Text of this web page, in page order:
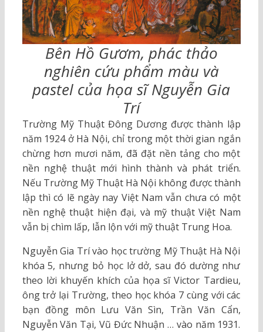
Bên Hồ Gươm, phác thảo
nghiên cứu phẩm màu và
pastel của họa sĩ Nguyễn Gia
Trí
Trường Mỹ Thuật Đông Dương được thành lập
năm 1924 ở Hà Nội, chỉ trong một thời gian ngắn
chừng hơn mươi năm, đã đặt nền tảng cho một
nền nghệ thuật mới hình thành và phát triển.
Nếu Trường Mỹ Thuật Hà Nội không được thành
lập thì có lẽ ngày nay Việt Nam vẫn chưa có một
nền nghệ thuật hiện đại, và mỹ thuật Việt Nam
vẫn bị chìm lấp, lẫn lộn với mỹ thuật Trung Hoa.
Nguyễn Gia Trí vào học trường Mỹ Thuật Hà Nội
khóa 5, nhưng bỏ học lở dở, sau đó dường như
theo lời khuyến khích của họa sĩ Victor Tardieu,
ông trở lại Trường, theo học khóa 7 cùng với các
bạn đồng môn Lưu Văn Sìn, Trần Văn Cẩn,
Nguyễn Văn Tại, Vũ Đức Nhuận … vào năm 1931.